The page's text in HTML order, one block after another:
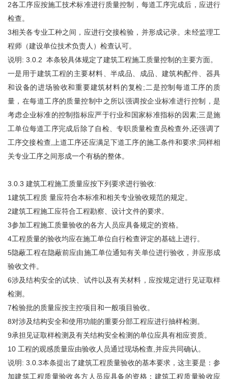
2各工序应按施工技术标准进行质量控制，每道工序完成后，应进行
检查。
3相关各专业工种之间，应进行交接检验，并形成记录。未经监理工
程师（建设单位技术负责人）检查认可。
说明: 3.0.2 本条较具体规定了建筑工程施工质量控制的主要方面。
一是用于建筑工程的主要材料、半成品、成品、建筑构配件、器具
和设备的进场验收和重要建筑材料的复检;二是控制每道工序的质
量，在每道工序的质量控制中之所以强调按企业标准进行控制，是
考虑企业标准的控制指标应严于行业和国家标准指标的因素;三是施
工单位每道工序完成后除了自检、专职质量检查员检查外,还强调了
工序交接检查,上道工序还应满足下道工序的施工条件和要求;同样相
关专业工序之间形成一个有杨的整体。
3.0.3 建筑工程施工质量应按下列要求进行验收:
1建筑工程质 量应符合本标准和相关专业验收规范的规定。
2建筑工程施工应符合工程勘察、设计文件的要求。
3参加工程施工质量验收的各方人员应具备规定的资格。
4工程质量的验收均应在施工单位自行检查评定的基础上进行。
5隐蔽工程在隐蔽前应由施工单位通知有关单位进行验收，并应形成
验收文件。
6涉及结构安全的试块、试件以及有关材料，应按规定进行见证取样
检测。
7检验批的质量应按主控项目和一般项目验收。
8对涉及结构安全和使用功能的重要分部工程应进行抽样检测。
9承担见证取样检测及有关结构安全检测的单位应具有相应资质。
10 工程的观感质量应由验收人员通过现场检查,并应共同确认。
说明: 3.0.3本条提出了建筑工程质量验收的基本要求，这主要是：参
加建筑工程质量验收各方人员应具备的资格；建筑工程质量验收应